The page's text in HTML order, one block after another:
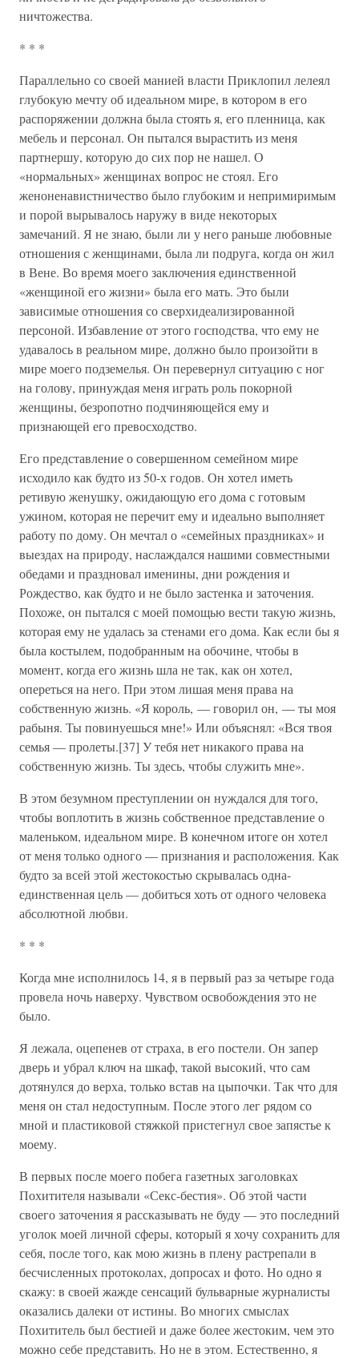
ничтожества.
* * *
Параллельно со своей манией власти Приклопил лелеял
глубокую мечту об идеальном мире, в котором в его
распоряжении должна была стоять я, его пленница, как
мебель и персонал. Он пытался вырастить из меня
партнершу, которую до сих пор не нашел. О
«нормальных» женщинах вопрос не стоял. Его
женоненавистничество было глубоким и непримиримым
и порой вырывалось наружу в виде некоторых
замечаний. Я не знаю, были ли у него раньше любовные
отношения с женщинами, была ли подруга, когда он жил
в Вене. Во время моего заключения единственной
«женщиной его жизни» была его мать. Это были
зависимые отношения со сверхидеализированной
персоной. Избавление от этого господства, что ему не
удавалось в реальном мире, должно было произойти в
мире моего подземелья. Он перевернул ситуацию с ног
на голову, принуждая меня играть роль покорной
женщины, безропотно подчиняющейся ему и
признающей его превосходство.
Его представление о совершенном семейном мире
исходило как будто из 50-х годов. Он хотел иметь
ретивую женушку, ожидающую его дома с готовым
ужином, которая не перечит ему и идеально выполняет
работу по дому. Он мечтал о «семейных праздниках» и
выездах на природу, наслаждался нашими совместными
обедами и праздновал именины, дни рождения и
Рождество, как будто и не было застенка и заточения.
Похоже, он пытался с моей помощью вести такую жизнь,
которая ему не удалась за стенами его дома. Как если бы я
была костылем, подобранным на обочине, чтобы в
момент, когда его жизнь шла не так, как он хотел,
опереться на него. При этом лишая меня права на
собственную жизнь. «Я король, — говорил он, — ты моя
рабыня. Ты повинуешься мне!» Или объяснял: «Вся твоя
семья — пролеты.[37] У тебя нет никакого права на
собственную жизнь. Ты здесь, чтобы служить мне».
В этом безумном преступлении он нуждался для того,
чтобы воплотить в жизнь собственное представление о
маленьком, идеальном мире. В конечном итоге он хотел
от меня только одного — признания и расположения. Как
будто за всей этой жестокостью скрывалась одна-
единственная цель — добиться хоть от одного человека
абсолютной любви.
* * *
Когда мне исполнилось 14, я в первый раз за четыре года
провела ночь наверху. Чувством освобождения это не
было.
Я лежала, оцепенев от страха, в его постели. Он запер
дверь и убрал ключ на шкаф, такой высокий, что сам
дотянулся до верха, только встав на цыпочки. Так что для
меня он стал недоступным. После этого лег рядом со
мной и пластиковой стяжкой пристегнул свое запястье к
моему.
В первых после моего побега газетных заголовках
Похитителя называли «Секс-бестия». Об этой части
своего заточения я рассказывать не буду — это последний
уголок моей личной сферы, который я хочу сохранить для
себя, после того, как мою жизнь в плену растрепали в
бесчисленных протоколах, допросах и фото. Но одно я
скажу: в своей жажде сенсаций бульварные журналисты
оказались далеки от истины. Во многих смыслах
Похититель был бестией и даже более жестоким, чем это
можно себе представить. Но не в этом. Естественно, я